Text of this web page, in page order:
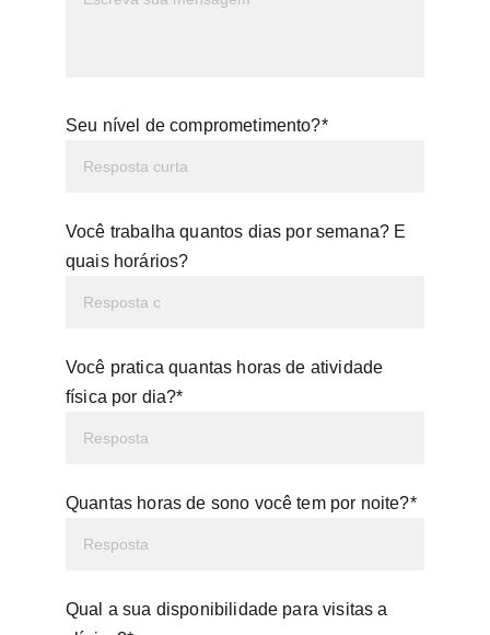
Seu nível de comprometimento?*
Você trabalha quantos dias por semana? E
quais horários?
Você pratica quantas horas de atividade
física por dia?*
Quantas horas de sono você tem por noite?*
Qual a sua disponibilidade para visitas a